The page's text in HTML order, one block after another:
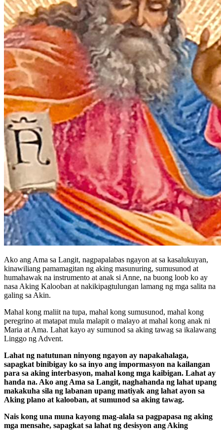
Ako ang Ama sa Langit, nagpapalabas ngayon at sa kasalukuyan,
kinawiliang pamamagitan ng aking masunuring, sumusunod at
humahawak na instrumento at anak si Anne, na buong loob ko ay
nasa Aking Kalooban at nakikipagtulungan lamang ng mga salita na
galing sa Akin.
Mahal kong maliit na tupa, mahal kong sumusunod, mahal kong
peregrino at matapat mula malapit o malayo at mahal kong anak ni
Maria at Ama. Lahat kayo ay sumunod sa aking tawag sa ikalawang
Linggo ng Advent.
Lahat ng natutunan ninyong ngayon ay napakahalaga,
sapagkat binibigay ko sa inyo ang impormasyon na kailangan
para sa aking interbasyon, mahal kong mga kaibigan. Lahat ay
handa na. Ako ang Ama sa Langit, naghahanda ng lahat upang
makakuha sila ng labanan upang matiyak ang lahat ayon sa
Aking plano at kalooban, at sumunod sa aking tawag.
Nais kong una muna kayong mag-alala sa pagpapasa ng aking
mga mensahe, sapagkat sa lahat ng desisyon ang Aking